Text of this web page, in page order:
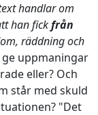
handlar om
han fickfrån
räddning och
uppmaningar
eller? Och
står med skuld
"Det